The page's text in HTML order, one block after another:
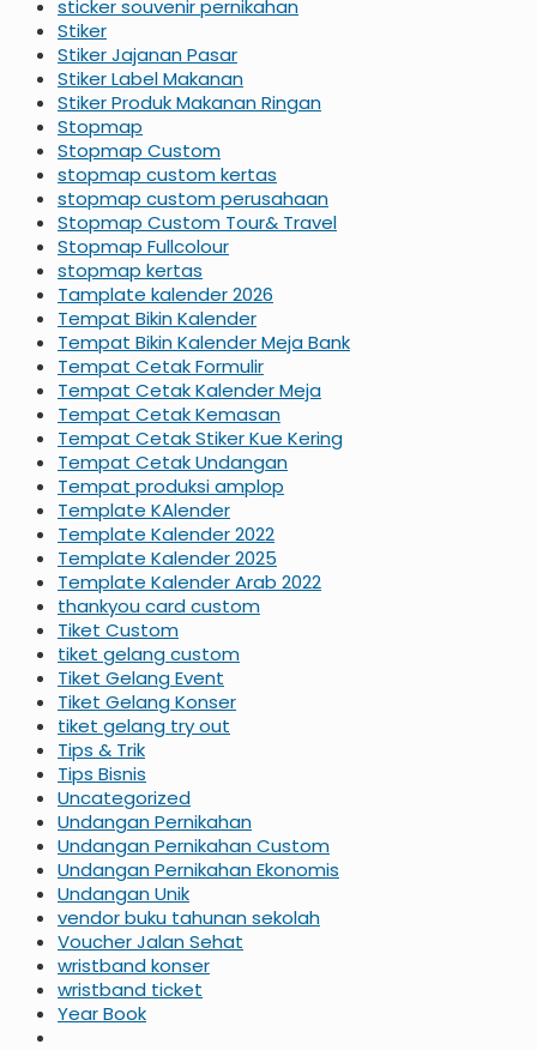
sticker souvenir pernikahan
Stiker
Stiker Jajanan Pasar
Stiker Label Makanan
Stiker Produk Makanan Ringan
Stopmap
Stopmap Custom
stopmap custom kertas
stopmap custom perusahaan
Stopmap Custom Tour& Travel
Stopmap Fullcolour
stopmap kertas
Tamplate kalender 2026
Tempat Bikin Kalender
Tempat Bikin Kalender Meja Bank
Tempat Cetak Formulir
Tempat Cetak Kalender Meja
Tempat Cetak Kemasan
Tempat Cetak Stiker Kue Kering
Tempat Cetak Undangan
Tempat produksi amplop
Template KAlender
Template Kalender 2022
Template Kalender 2025
Template Kalender Arab 2022
thankyou card custom
Tiket Custom
tiket gelang custom
Tiket Gelang Event
Tiket Gelang Konser
tiket gelang try out
Tips & Trik
Tips Bisnis
Uncategorized
Undangan Pernikahan
Undangan Pernikahan Custom
Undangan Pernikahan Ekonomis
Undangan Unik
vendor buku tahunan sekolah
Voucher Jalan Sehat
wristband konser
wristband ticket
Year Book